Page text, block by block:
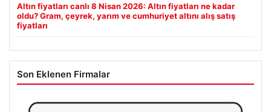
Altın fiyatları canlı 8 Nisan 2026: Altın fiyatları ne kadar
oldu? Gram, çeyrek, yarım ve cumhuriyet altını alış satış
fiyatları
Son Eklenen Firmalar